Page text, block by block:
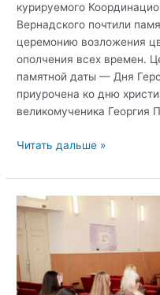
курируемого
Вернадского почтили
церемонию возложения
ополчения всех времен.
памятной даты — Дня
приурочена ко дню
великомученика Георгия
Возложение
ко
Дню
Героев
Отечества
Читать дальше »